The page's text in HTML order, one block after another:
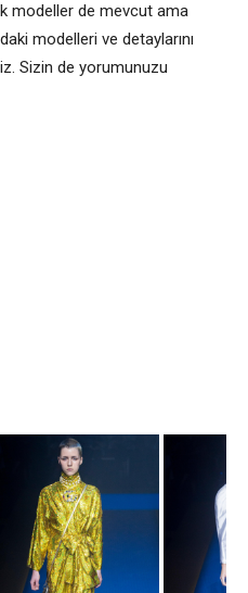
modeller de mevcut ama
modelleri ve detaylarını
Sizin de yorumunuzu